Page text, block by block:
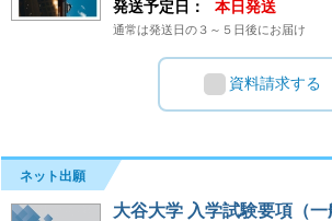
発送予定日：
本日発送
通常は発送日の３～５日後にお届け
資料請求する
ネット出願
大谷大学 入学試験要項（